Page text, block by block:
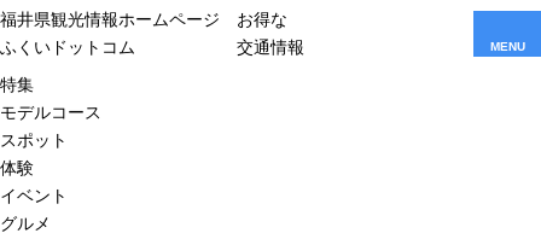
福井県観光情報ホームページ
ふくいドットコム
お得な
交通情報
MENU
特集
モデルコース
スポット
体験
イベント
グルメ